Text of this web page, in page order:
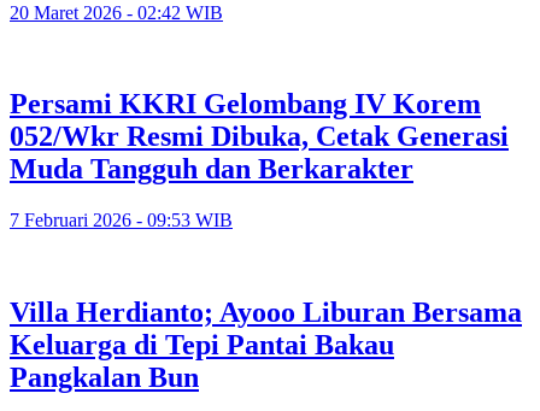
20 Maret 2026 - 02:42 WIB
Persami KKRI Gelombang IV Korem
052/Wkr Resmi Dibuka, Cetak Generasi
Muda Tangguh dan Berkarakter
7 Februari 2026 - 09:53 WIB
Villa Herdianto; Ayooo Liburan Bersama
Keluarga di Tepi Pantai Bakau
Pangkalan Bun